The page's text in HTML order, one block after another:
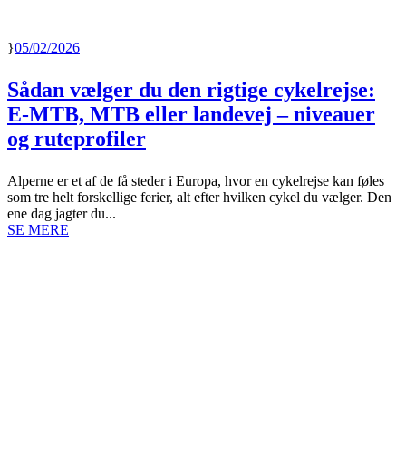
05/02/2026
Sådan vælger du den rigtige cykelrejse:
E‑MTB, MTB eller landevej – niveauer
og ruteprofiler
Alperne er et af de få steder i Europa, hvor en cykelrejse kan føles
som tre helt forskellige ferier, alt efter hvilken cykel du vælger. Den
ene dag jagter du...
SE MERE